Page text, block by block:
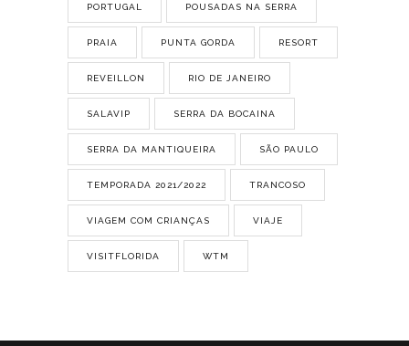
PORTUGAL POUSADAS NA SERRA
PRAIA PUNTA GORDA RESORT
REVEILLON RIO DE JANEIRO
SALAVIP SERRA DA BOCAINA
SERRA DA MANTIQUEIRA SÃO PAULO
TEMPORADA 2021/2022 TRANCOSO
VIAGEM COM CRIANÇAS VIAJE
VISITFLORIDA WTM